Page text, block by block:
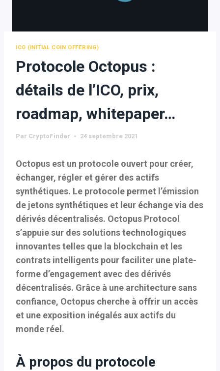
ICO (INITIAL COIN OFFERING)
Protocole Octopus :
détails de l’ICO, prix,
roadmap, whitepaper…
Par CryptoFinder 24 septembre 2021
Octopus est un protocole ouvert pour créer,
échanger, régler et gérer des actifs
synthétiques. Le protocole permet l’émission
de jetons synthétiques et leur échange via des
dérivés décentralisés. Octopus Protocol
s’appuie sur des solutions technologiques
innovantes telles que la blockchain et les
contrats intelligents pour faciliter une plate-
forme d’engagement avec des dérivés
décentralisés. Grâce à une architecture sans
confiance, Octopus cherche à offrir un accès
et une exposition inégalés aux actifs du
monde réel.
À propos du protocole